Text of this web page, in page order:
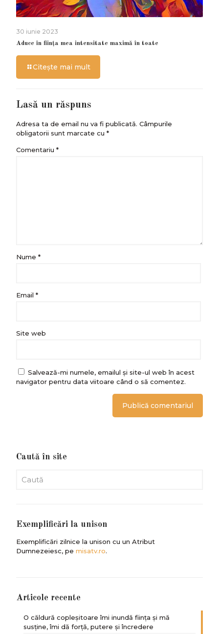
30 iunie 2023
Aduce în ființa mea intensitate maximă în toate
Citește mai mult
Lasă un răspuns
Adresa ta de email nu va fi publicată. Câmpurile
obligatorii sunt marcate cu *
Comentariu *
Nume *
Email *
Site web
Salvează-mi numele, emailul și site-ul web în acest
navigator pentru data viitoare când o să comentez.
Caută în site
Exemplificări la unison
Exemplificări zilnice la unison cu un Atribut
Dumnezeiesc, pe misatv.ro.
Articole recente
O căldură copleșitoare îmi inundă ființa și mă
susține, îmi dă forță, putere și încredere